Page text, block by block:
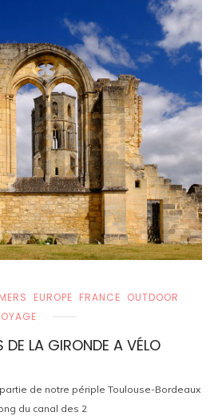
EUROPE FRANCE OUTDOOR
DE LA GIRONDE A VÉLO
de notre périple Toulouse-Bordeaux
du canal des 2